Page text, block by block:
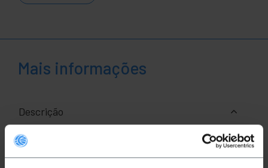
Mais informações
Descrição
superplano para integradores de sistemas. Ideal